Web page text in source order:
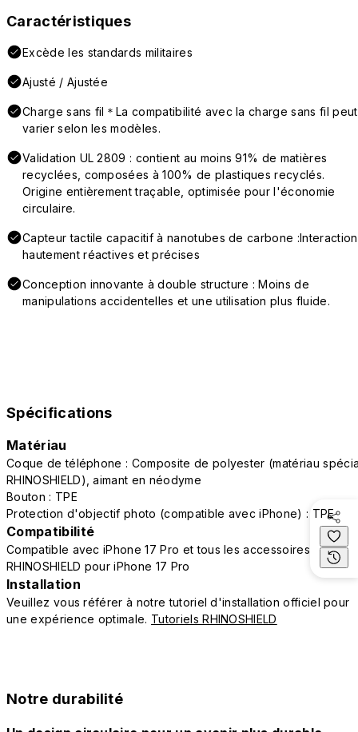
Caractéristiques
Excède les standards militaires
Ajusté / Ajustée
Charge sans fil＊La compatibilité avec la charge sans fil peut
varier selon les modèles.
Validation UL 2809 : contient au moins 91% de matières
recyclées, composées à 100% de plastiques recyclés.
Origine entièrement traçable, optimisée pour l'économie
circulaire.
Capteur tactile capacitif à nanotubes de carbone
hautement réactives et précises
Conception innovante à double structure : Moins de
manipulations accidentelles et une utilisation plus fluide.
Spécifications
Matériau
Coque de téléphone : Composite de polyester (matériau
RHINOSHIELD), aimant en néodyme
Bouton : TPE
Protection d'objectif photo (compatible avec iPhone) : TPE
Compatibilité
Compatible avec iPhone 17 Pro et tous les accessoires
RHINOSHIELD pour iPhone 17 Pro
Installation
Veuillez vous référer à notre tutoriel d'installation officiel pour
une expérience optimale. Tutoriels RHINOSHIELD
Notre durabilité